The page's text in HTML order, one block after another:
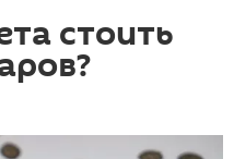
стоить